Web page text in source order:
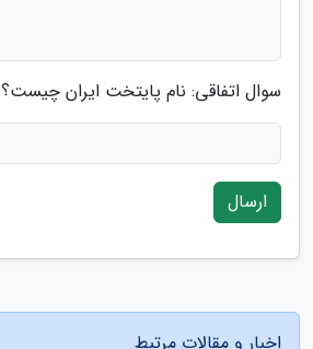
سوال اتفاقی: نام پایتخت ایران چیست؟
ارسال
اخبار و مقالات مرتبط